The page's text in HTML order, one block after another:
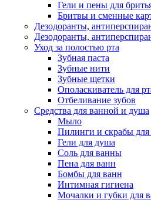
Гели и пены для
Бритвы и сменные
Дезодоранты,
Дезодоранты,
Уход за полостью рта
Зубная паста
Зубные нити
Зубные щетки
Ополаскиватель для
Отбеливание зубов
Средства для ванной и душа
Мыло
Пилинги и скрабы для
Гели для душа
Соль для ванны
Пена для ванн
Бомбы для ванн
Интимная гигиена
Мочалки и губки для